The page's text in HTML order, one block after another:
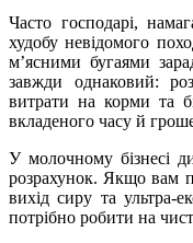
Часто господарі,
худобу невідомого
м’ясними бугаями
завжди однаковий:
витрати на корми та
вкладеного часу й
У молочному бізнесі
розрахунок. Якщо вам
вихід сиру та ультра-
потрібно робити на